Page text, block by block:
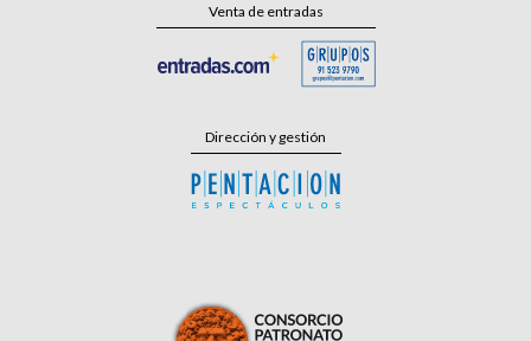
Venta de entradas
Dirección y gestión